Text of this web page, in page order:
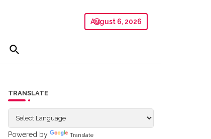
August 6, 2026
TRANSLATE
Powered by Translate